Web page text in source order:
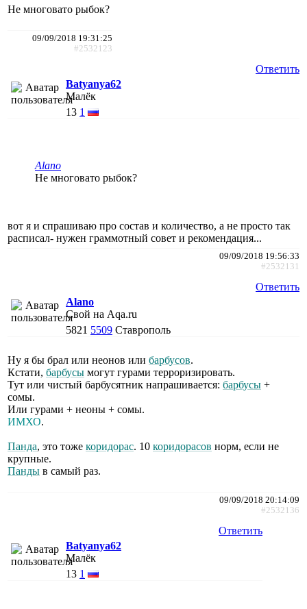
Не многовато рыбок?
09/09/2018 19:31:25
#2532123
Ответить
Batyanya62
Малёк
13 1
Alano
Не многовато рыбок?
вот я и спрашиваю про состав и количество, а не просто так
расписал- нужен граммотный совет и рекомендация...
09/09/2018 19:56:33
#2532131
Ответить
Alano
Свой на Aqa.ru
5821 5509 Ставрополь
Ну я бы брал или неонов или барбусов.
Кстати, барбусы могут гурами терроризировать.
Тут или чистый барбусятник напрашивается: барбусы +
сомы.
Или гурами + неоны + сомы.
ИМХО.
Панда, это тоже коридорас. 10 коридорасов норм, если не
крупные.
Панды в самый раз.
09/09/2018 20:14:09
#2532136
Ответить
Batyanya62
Малёк
13 1